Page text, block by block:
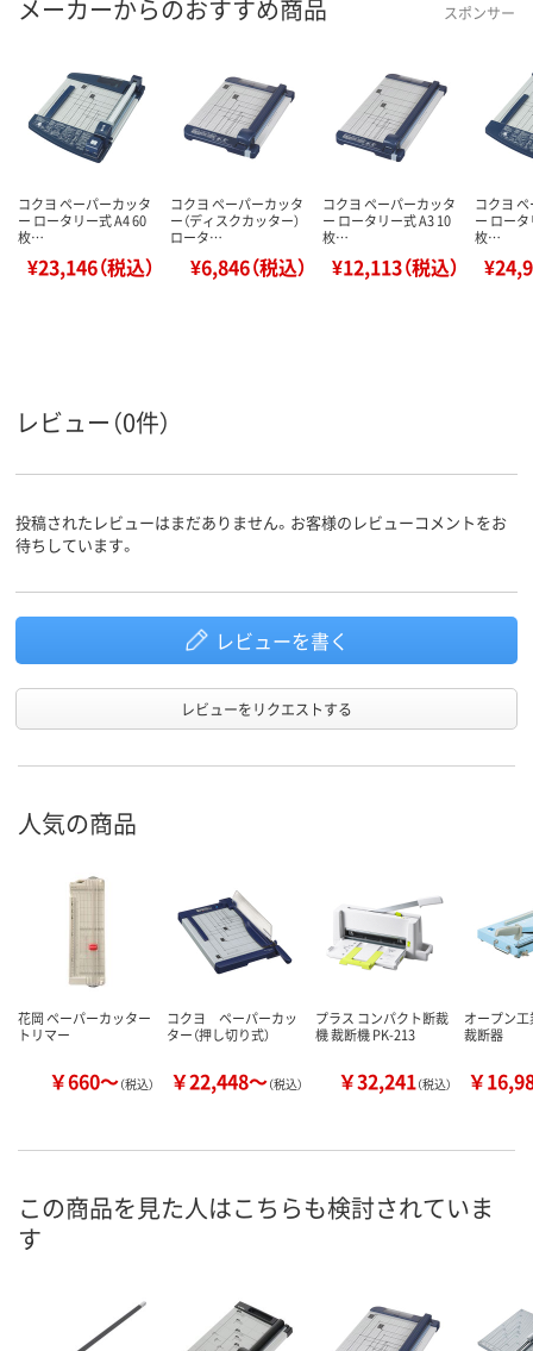
メーカーからのおすすめ商品 スポンサー
コクヨ ペーパーカッタ
ー ロータリー式 A4 60
枚…
¥23,146（税込）
コクヨ ペーパーカッタ
ー（ディスクカッター）
ロータ…
¥6,846（税込）
コクヨ ペーパーカッタ
ー ロータリー式 A3 10
枚…
¥12,113（税込）
コクヨ
ー ロー
枚…
レビュー（0件）
投稿されたレビューはまだありません。お客様のレビューコメントをお
待ちしています。
レビューを書く
レビューをリクエストする
人気の商品
花岡 ペーパーカッター
トリマー
￥660～（税込）
コクヨ ペーパーカッ
ター（押し切り式）
￥22,448～（税込）
プラス コンパクト断裁
機 裁断機 PK-213
￥32,241（税込）
オープン
裁断器
￥
この商品を見た人はこちらも検討されていま
す